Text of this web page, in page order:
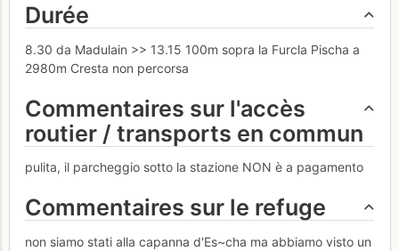
Durée
8.30 da Madulain >> 13.15 100m sopra la Furcla Pischa a
2980m Cresta non percorsa
Commentaires sur l'accès
routier / transports en commun
pulita, il parcheggio sotto la stazione NON è a pagamento
Commentaires sur le refuge
non siamo stati alla capanna d'Es~cha ma abbiamo visto un